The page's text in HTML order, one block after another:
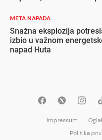
META NAPADA
Snažna eksplozija
izbio u važnom
napad Huta
Impressum
Politika